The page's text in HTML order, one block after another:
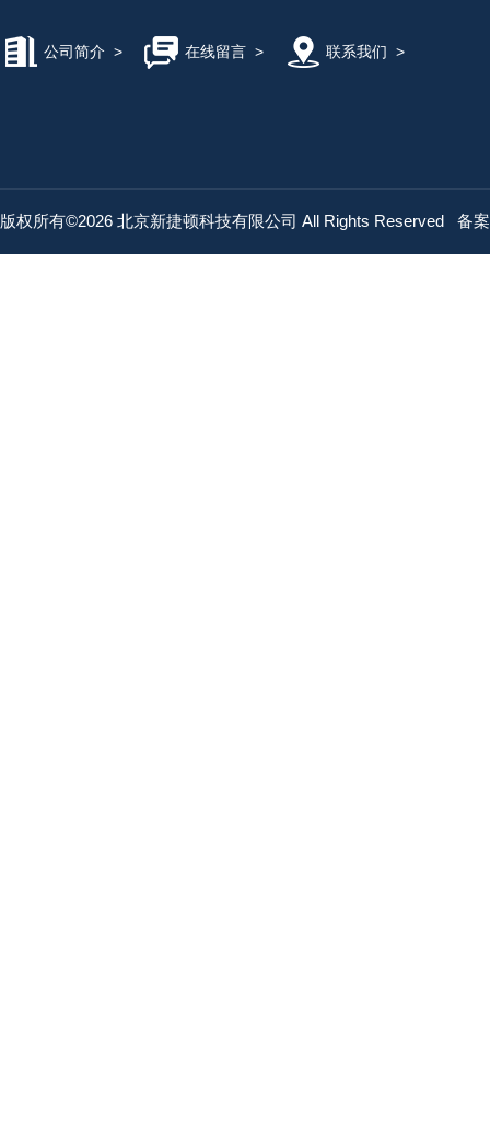
公司简介 > 在线留言> 联系我们 >
版权所有©2026 北京新捷顿科技有限公司 All Rights Reserved 备